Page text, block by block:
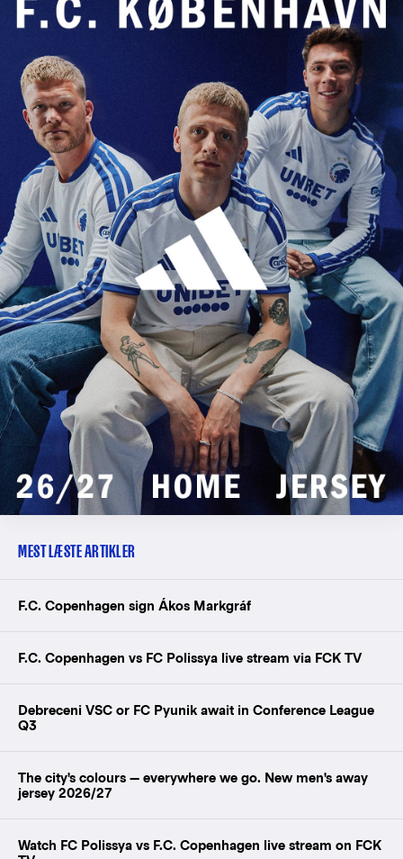
MEST LÆSTE ARTIKLER
F.C. Copenhagen sign Ákos Markgráf
F.C. Copenhagen vs FC Polissya live stream via FCK TV
Debreceni VSC or FC Pyunik await in Conference League
Q3
The city's colours — everywhere we go. New men's away
jersey 2026/27
Watch FC Polissya vs F.C. Copenhagen live stream on FCK